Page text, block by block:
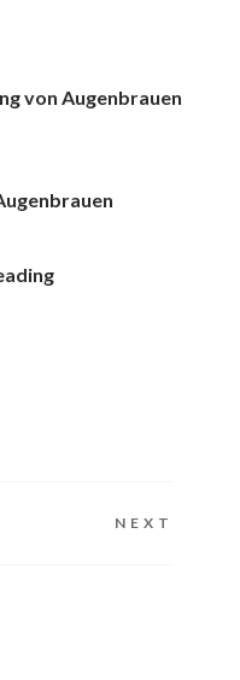
von Augenbrauen
NEXT